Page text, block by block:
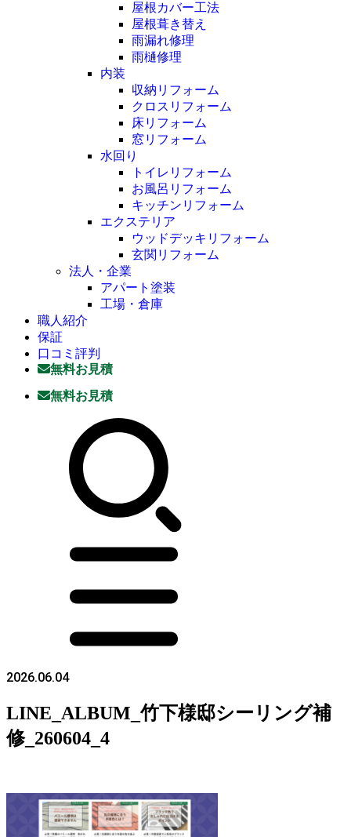
屋根カバー工法
屋根葺き替え
雨漏れ修理
雨樋修理
内装
収納リフォーム
クロスリフォーム
床リフォーム
窓リフォーム
水回り
トイレリフォーム
お風呂リフォーム
キッチンリフォーム
エクステリア
ウッドデッキリフォーム
玄関リフォーム
法人・企業
アパート塗装
工場・倉庫
職人紹介
保証
口コミ評判
無料お見積
無料お見積
2026.06.04
LINE_ALBUM_竹下様邸シーリング補
修_260604_4